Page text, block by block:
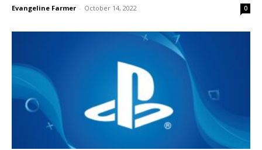
Evangeline Farmer - October 14, 2022 0